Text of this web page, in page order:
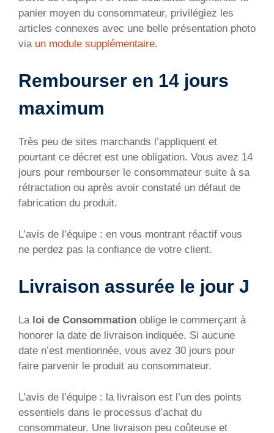
panier moyen du consommateur, privilégiez les
articles connexes avec une belle présentation photo
via un module supplémentaire.
Rembourser en 14 jours
maximum
Très peu de sites marchands l’appliquent et
pourtant ce décret est une obligation. Vous avez 14
jours pour rembourser le consommateur suite à sa
rétractation ou après avoir constaté un défaut de
fabrication du produit.
L’avis de l’équipe : en vous montrant réactif vous
ne perdez pas la confiance de votre client.
Livraison assurée le jour J
La loi de Consommation oblige le commerçant à
honorer la date de livraison indiquée. Si aucune
date n’est mentionnée, vous avez 30 jours pour
faire parvenir le produit au consommateur.
L’avis de l’équipe : la livraison est l’un des points
essentiels dans le processus d’achat du
consommateur. Une livraison peu coûteuse et